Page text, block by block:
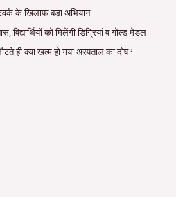
के खिलाफ बड़ा अभियान
को मिलेंगी डिग्रियां व गोल्ड मेडल
ही क्या खत्म हो गया अस्पताल का दोष?